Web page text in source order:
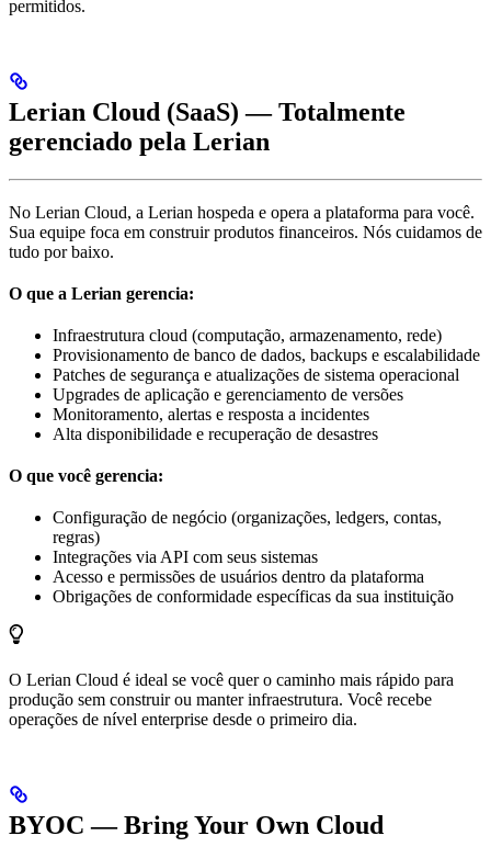
permitidos.
Lerian Cloud (SaaS) — Totalmente
gerenciado pela Lerian
No Lerian Cloud, a Lerian hospeda e opera a plataforma para você.
Sua equipe foca em construir produtos financeiros. Nós cuidamos de
tudo por baixo.
O que a Lerian gerencia:
Infraestrutura cloud (computação, armazenamento, rede)
Provisionamento de banco de dados, backups e escalabilidade
Patches de segurança e atualizações de sistema operacional
Upgrades de aplicação e gerenciamento de versões
Monitoramento, alertas e resposta a incidentes
Alta disponibilidade e recuperação de desastres
O que você gerencia:
Configuração de negócio (organizações, ledgers, contas,
regras)
Integrações via API com seus sistemas
Acesso e permissões de usuários dentro da plataforma
Obrigações de conformidade específicas da sua instituição
O Lerian Cloud é ideal se você quer o caminho mais rápido para
produção sem construir ou manter infraestrutura. Você recebe
operações de nível enterprise desde o primeiro dia.
BYOC — Bring Your Own Cloud